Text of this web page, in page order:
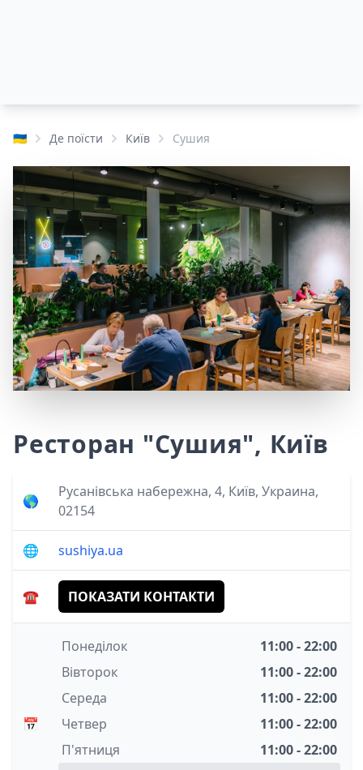
🇺🇦 Де поїсти Київ Сушия
Ресторан "Сушия", Київ
🌎
Русанівська набережна, 4, Київ, Украина,
02154
🌐 sushiya.ua
☎️ ПОКАЗАТИ КОНТАКТИ
📅
Понеділок
11:00 - 22:00
Вівторок
11:00 - 22:00
Середа
11:00 - 22:00
Четвер
11:00 - 22:00
П'ятниця
11:00 - 22:00